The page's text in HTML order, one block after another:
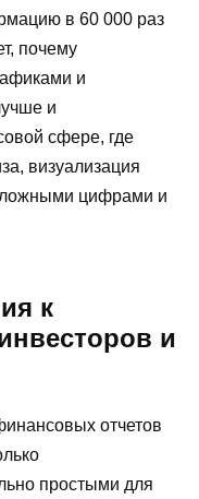
в 60 000 раз
почему
и
и
сфере, где
визуализация
цифрами и
к
и
отчетов
простыми для